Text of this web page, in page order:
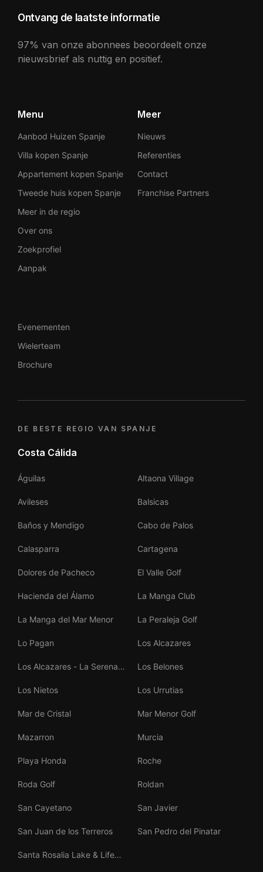
Ontvang de laatste informatie
97% van onze abonnees beoordeelt onze
nieuwsbrief als nuttig en positief.
Menu
Aanbod Huizen Spanje
Villa kopen Spanje
Appartement kopen Spanje
Tweede huis kopen Spanje
Meer in de regio
Over ons
Zoekprofiel
Aanpak
Meer
Nieuws
Referenties
Contact
Franchise Partners
Evenementen
Wielerteam
Brochure
DE BESTE REGIO VAN SPANJE
Costa Cálida
Águilas Altaona Village
Avileses Balsicas
Baños y Mendigo Cabo de Palos
Calasparra Cartagena
Dolores de Pacheco El Valle Golf
Hacienda del Álamo La Manga Club
La Manga del Mar Menor La Peraleja Golf
Lo Pagan Los Alcazares
Los Alcazares - La Serena
Los Belones
Los Nietos Los Urrutias
Mar de Cristal Mar Menor Golf
Mazarron Murcia
Playa Honda Roche
Roda Golf Roldan
San Cayetano San Javier
San Juan de los Terreros San Pedro del Pinatar
Santa Rosalia Lake & Life